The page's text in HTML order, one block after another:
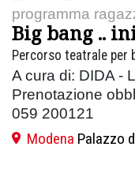
programma
Big bang ..
Percorso teatrale per
A cura di: DIDA -
Prenotazione
059 200121
Modena Palazzo